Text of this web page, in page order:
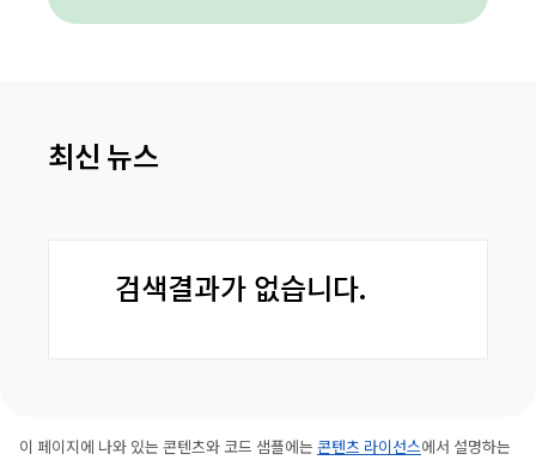
최신 뉴스
검색결과가 없습니다.
이 페이지에 나와 있는 콘텐츠와 코드 샘플에는 콘텐츠 라이선스에서 설명하는